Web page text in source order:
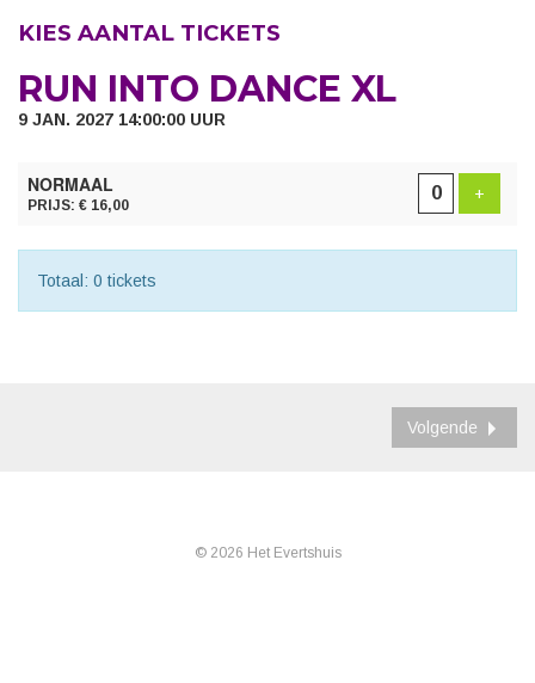
KIES AANTAL TICKETS
RUN INTO DANCE XL
9 JAN. 2027 14:00:00 UUR
NORMAAL
PRIJS: € 16,00
+
Totaal: 0 tickets
Volgende
© 2026 Het Evertshuis